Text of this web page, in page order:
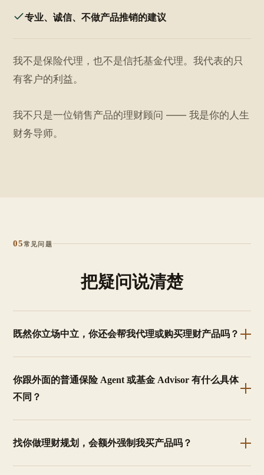
专业、诚信、不做产品推销的建议
我不是保险代理，也不是信托基金代理。我代表的只
有客户的利益。
我不只是一位销售产品的理财顾问 —— 我是你的人生
财务导师。
05常见问题
把疑问说清楚
既然你立场中立，你还会帮我代理或购买理财产品吗？
你跟外面的普通保险 Agent 或基金 Advisor 有什么具体
不同？
找你做理财规划，会额外强制我买产品吗？